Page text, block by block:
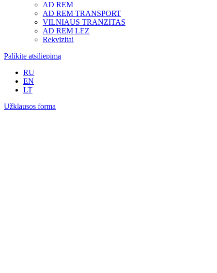
AD REM
AD REM TRANSPORT
VILNIAUS TRANZITAS
AD REM LEZ
Rekvizitai
Palikite atsiliepimą
RU
EN
LT
Užklausos forma